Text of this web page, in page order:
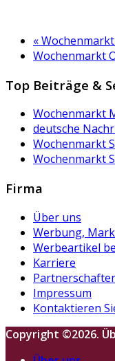
«
Wochenmarkt
Top Beiträge &
Wochenmarkt
deutsche
Wochenmarkt
Wochenmarkt
Firma
Über uns
Werbung,
Werbeartikel
Karriere
Impressum
Kontaktieren
Copyright ©2026.